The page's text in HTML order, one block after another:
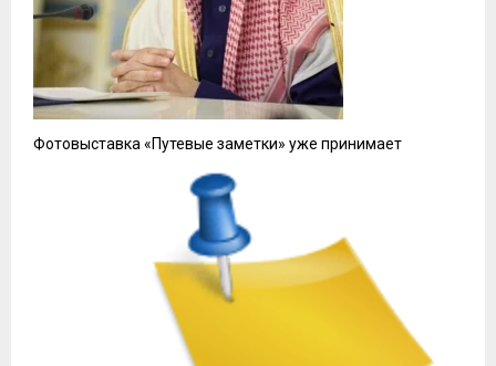
Фотовыставка «Путевые заметки» уже принимает